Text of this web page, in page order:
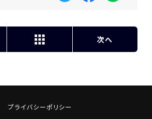
次へ
プライバシーポリシー